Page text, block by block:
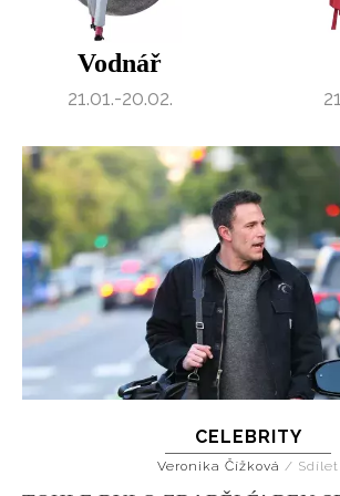
Vodnář
21.01.-20.02.
CELEBRITY
Veronika Čížková / Sdílet